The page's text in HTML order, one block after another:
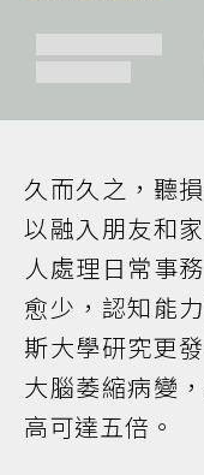
久而久之，聽
以融入朋友和
人處理日常事
愈少，認知能
斯大學研究更
大腦萎縮病變
高可達五倍。